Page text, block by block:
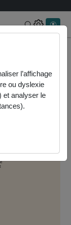
Rechercher
à l'Innovation
l’affichage
ou dyslexie
et analyser le